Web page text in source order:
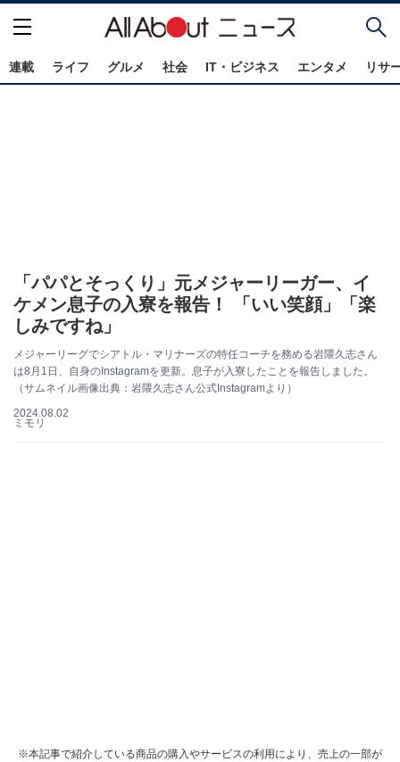
連載 ライフ グルメ 社会 IT・ビジネス エンタメ リサ
「パパとそっくり」元メジャーリーガー、イ
ケメン息子の入寮を報告！ 「いい笑顔」「楽
しみですね」
メジャーリーグでシアトル・マリナーズの特任コーチを務める岩隈久志さん
は8月1日、自身のInstagramを更新。息子が入寮したことを報告しました。
（サムネイル画像出典：岩隈久志さん公式Instagramより）
2024.08.02
ミモリ
※本記事で紹介している商品の購入やサービスの利用により、売上の一部が